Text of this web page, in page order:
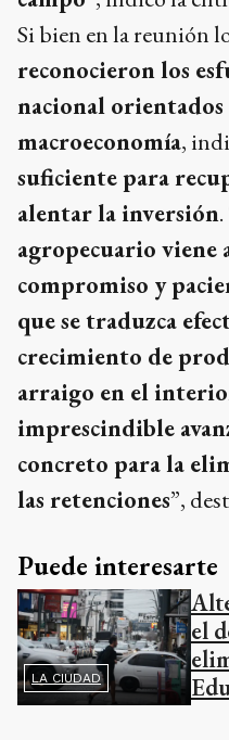
Si bien en la reunión
reconocieron los
nacional
macroeconomía,
suficiente para
alentar la inversión.
agropecuario viene
compromiso y
que se traduzca
crecimiento de
arraigo en el
imprescindible
concreto para la
las retenciones”,
Puede interesarte
LA CIUDAD
el